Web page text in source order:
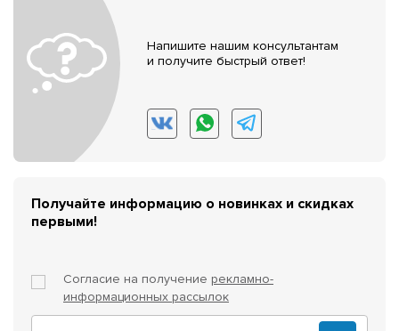
Напишите нашим консультантам
и получите быстрый ответ!
Получайте информацию о новинках и скидках
первыми!
Согласие на получение рекламно-
информационных рассылок